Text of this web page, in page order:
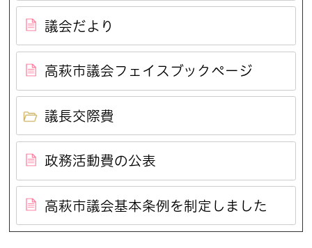
議会だより
高萩市議会フェイスブックページ
議長交際費
政務活動費の公表
高萩市議会基本条例を制定しました